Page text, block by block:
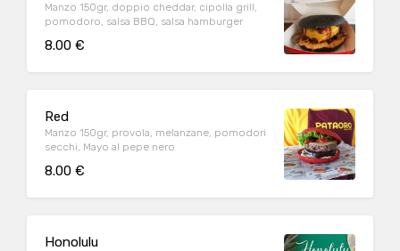
Manzo 150gr, doppio cheddar, cipolla grill,
pomodoro, salsa BBQ, salsa hamburger
8.00 €
Red
Manzo 150gr, provola, melanzane, pomodori
secchi, Mayo al pepe nero
8.00 €
Honolulu